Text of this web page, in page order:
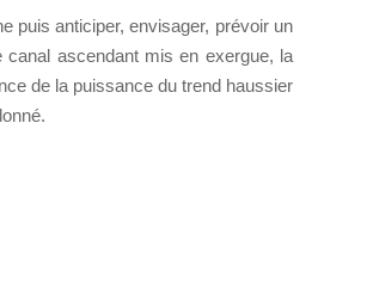
puis anticiper, envisager, prévoir un
canal ascendant mis en exergue, la
de la puissance du trend haussier